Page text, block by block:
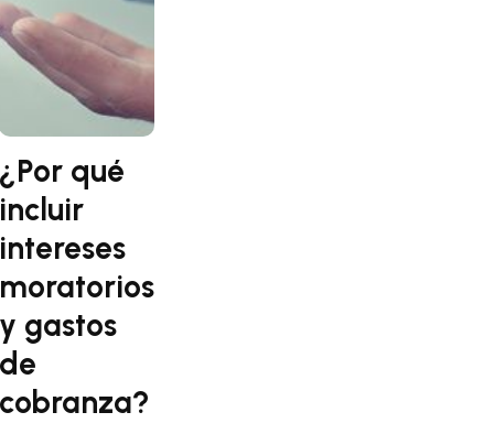
¿Por qué
incluir
intereses
moratorios
y gastos
de
cobranza?